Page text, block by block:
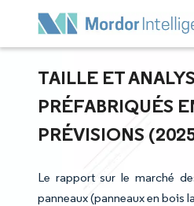
TAILLE ET
PRÉFABRIQUÉS
PRÉVISIONS
Le rapport sur le marché
panneaux (panneaux en bois